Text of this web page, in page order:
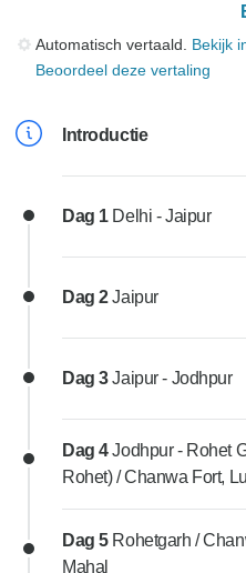
Automatisch vertaald. Bekijk
Beoordeel deze vertaling
Introductie
Dag 1 Delhi - Jaipur
Dag 2Jaipur
Dag 3Jaipur - Jodhpur
Dag 4Jodhpur - Rohet
Rohet) / Chanwa Fort,
Dag 5 Rohetgarh /
Mahal